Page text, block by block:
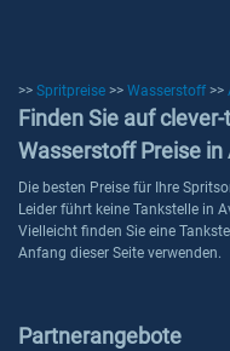
>> Spritpreise >> Wasserstoff >>
Finden Sie auf
Wasserstoff Preise in
Die besten Preise für Ihre
Leider führt keine Tankstelle in
Vielleicht finden Sie eine
Anfang dieser Seite verwenden.
Partnerangebote